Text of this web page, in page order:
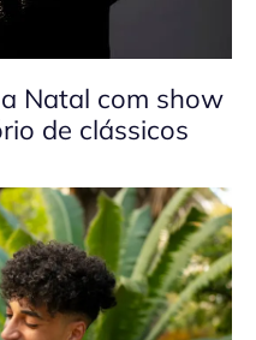
Natal com show
de clássicos